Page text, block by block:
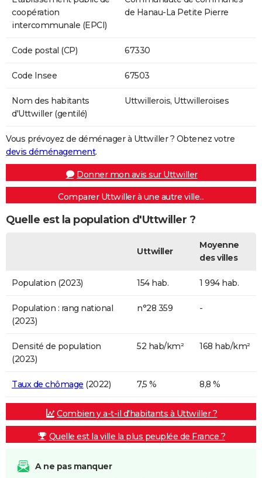
coopération
intercommunale (EPCI)
de Hanau-La Petite Pierre
Code postal (CP) 67330
Code Insee 67503
Nom des habitants
d'Uttwiller (gentilé)
Uttwillerois, Uttwilleroises
Vous prévoyez de déménager à Uttwiller ? Obtenez votre
devis déménagement.
Donner mon avis sur Uttwiller
Comparer Uttwiller à une autre ville...
Quelle est la population d'Uttwiller ?
Uttwiller
Moyenne
des villes
Population (2023) 154 hab. 1 994 hab.
Population : rang national
(2023)
n°28 359 -
Densité de population
(2023)
52 hab/km² 168 hab/km²
Taux de chômage (2022) 7,5 % 8,8 %
Combien y a-t-il d'habitants à Uttwiller ?
Quelle est la ville la plus peuplée de France ?
A ne pas manquer